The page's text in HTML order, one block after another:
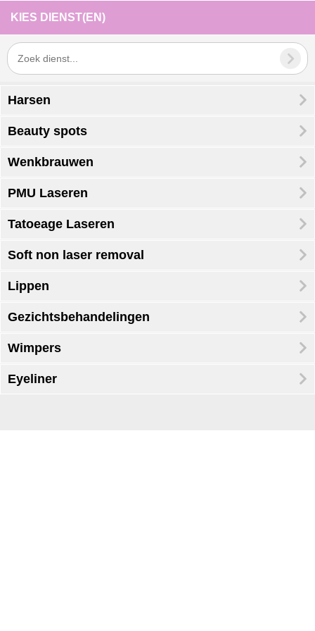
KIES DIENST(EN)
Harsen
Beauty spots
Wenkbrauwen
PMU Laseren
Tatoeage Laseren
Soft non laser removal
Lippen
Gezichtsbehandelingen
Wimpers
Eyeliner